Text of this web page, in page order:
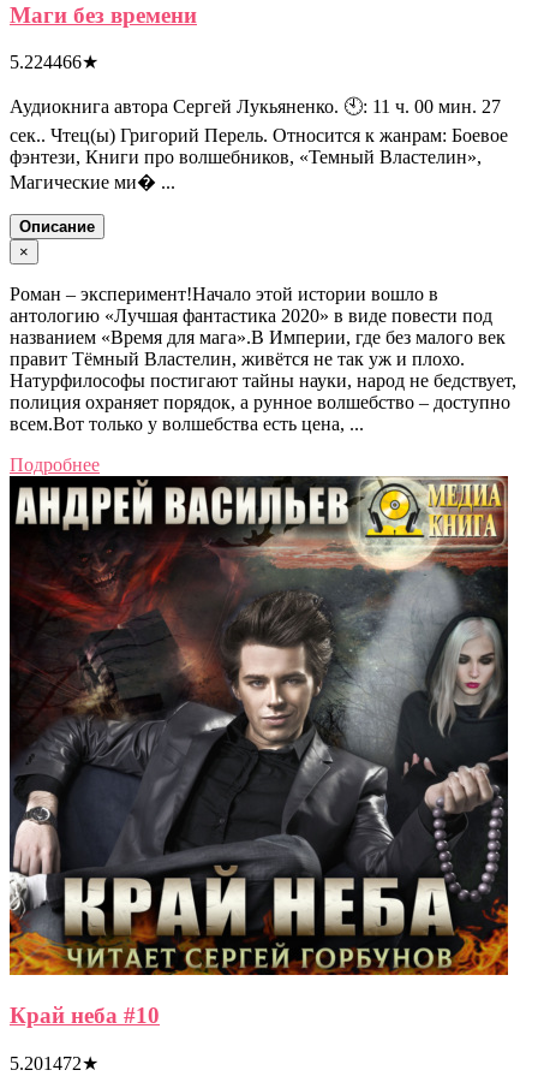
Маги без времени
5.224466★
Аудиокнига автора Сергей Лукьяненко. 🕙: 11 ч. 00 мин. 27
сек.. Чтец(ы) Григорий Перель. Относится к жанрам: Боевое
фэнтези, Книги про волшебников, «Темный Властелин»,
Магические ми� ...
Описание
×
Роман – эксперимент!Начало этой истории вошло в
антологию «Лучшая фантастика 2020» в виде повести под
названием «Время для мага».В Империи, где без малого век
правит Тёмный Властелин, живётся не так уж и плохо.
Натурфилософы постигают тайны науки, народ не бедствует,
полиция охраняет порядок, а рунное волшебство – доступно
всем.Вот только у волшебства есть цена, ...
Подробнее
Край неба #10
5.201472★